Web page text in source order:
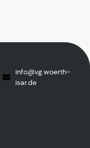
info@vg.woerth-
isar.de